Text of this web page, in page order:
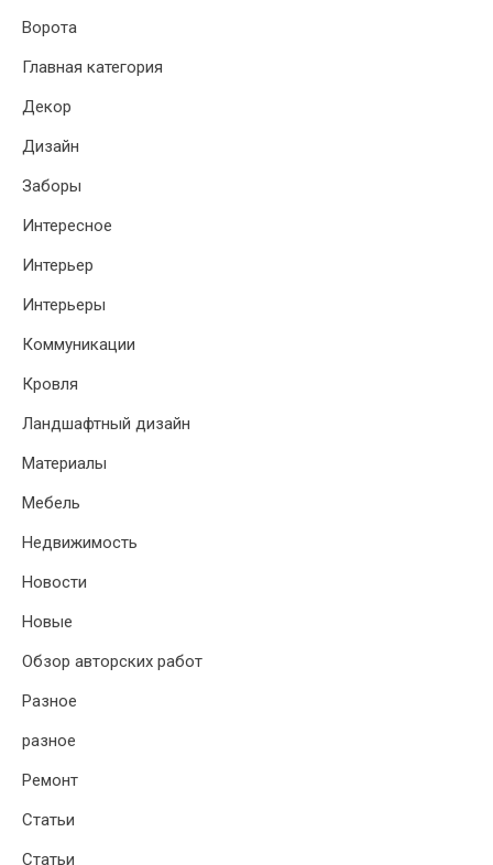
Ворота
Главная категория
Декор
Дизайн
Заборы
Интересное
Интерьер
Интерьеры
Коммуникации
Кровля
Ландшафтный дизайн
Материалы
Мебель
Недвижимость
Новости
Новые
Обзор авторских работ
Разное
разное
Ремонт
Статьи
Статьи